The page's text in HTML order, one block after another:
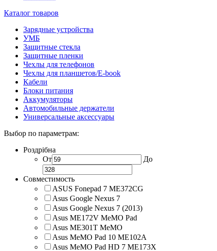
Каталог товаров
Зарядные устройства
УМБ
Защитные стекла
Защитные пленки
Чехлы для телефонов
Чехлы для планшетов/E-book
Кабели
Блоки питания
Аккумуляторы
Автомобильные держатели
Универсальные аксессуары
Выбор по параметрам:
Роздрібна
От
До
Совместимость
ASUS Fonepad 7 ME372CG
Asus Google Nexus 7
Asus Google Nexus 7 (2013)
Asus ME172V MeMO Pad
Asus ME301T MeMO
Asus MeMO Pad 10 ME102A
Asus MeMO Pad HD 7 ME173X